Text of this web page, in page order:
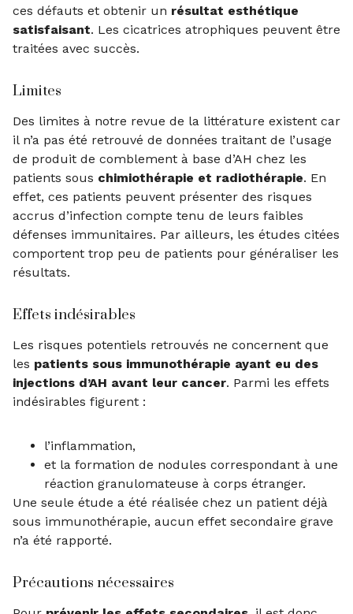
ces défauts et obtenir un résultat esthétique
satisfaisant. Les cicatrices atrophiques peuvent être
traitées avec succès.
Limites
Des limites à notre revue de la littérature existent car
il n’a pas été retrouvé de données traitant de l’usage
de produit de comblement à base d’AH chez les
patients sous chimiothérapie et radiothérapie. En
effet, ces patients peuvent présenter des risques
accrus d’infection compte tenu de leurs faibles
défenses immunitaires. Par ailleurs, les études citées
comportent trop peu de patients pour généraliser les
résultats.
Effets indésirables
Les risques potentiels retrouvés ne concernent que
les patients sous immunothérapie ayant eu des
injections d’AH avant leur cancer. Parmi les effets
indésirables figurent :
l’inflammation,
et la formation de nodules correspondant à une
réaction granulomateuse à corps étranger.
Une seule étude a été réalisée chez un patient déjà
sous immunothérapie, aucun effet secondaire grave
n’a été rapporté.
Précautions nécessaires